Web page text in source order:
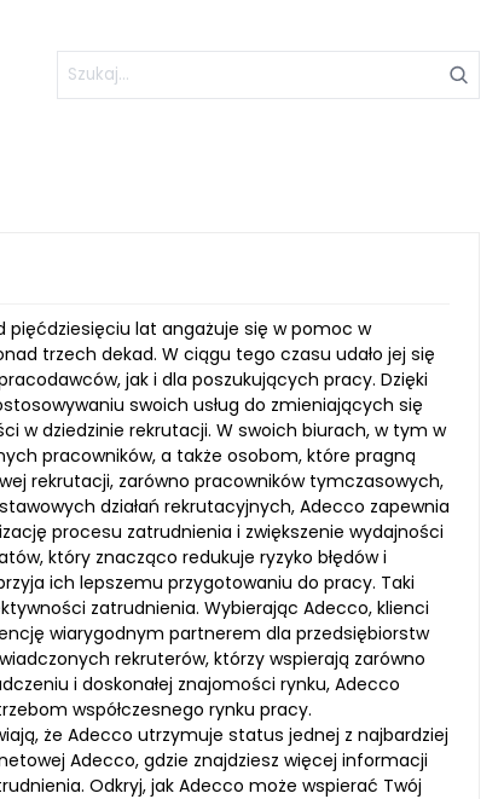
lat angażuje się w pomoc w
trzech dekad. W ciągu tego czasu udało jej się
jak i dla poszukujących pracy. Dzięki
swoich usług do zmieniających się
w dziedzinie rekrutacji. W swoich biurach, w tym w
pracowników, a także osobom, które pragną
rekrutacji, zarówno pracowników tymczasowych,
działań rekrutacyjnych, Adecco zapewnia
procesu zatrudnienia i zwiększenie wydajności
który znacząco redukuje ryzyko błędów i
ich lepszemu przygotowaniu do pracy. Taki
zatrudnienia. Wybierając Adecco, klienci
wiarygodnym partnerem dla przedsiębiorstw
rekruterów, którzy wspierają zarówno
i doskonałej znajomości rynku, Adecco
współczesnego rynku pracy.
że Adecco utrzymuje status jednej z najbardziej
Adecco, gdzie znajdziesz więcej informacji
Odkryj, jak Adecco może wspierać Twój